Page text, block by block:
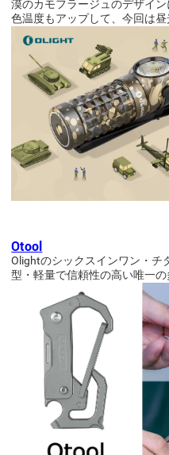
漠のカモフラージュのデザイン
色温度もアップして、今回は
Otool
Olightのシックスインワン・チ
型・軽量で信頼性の高い唯一の